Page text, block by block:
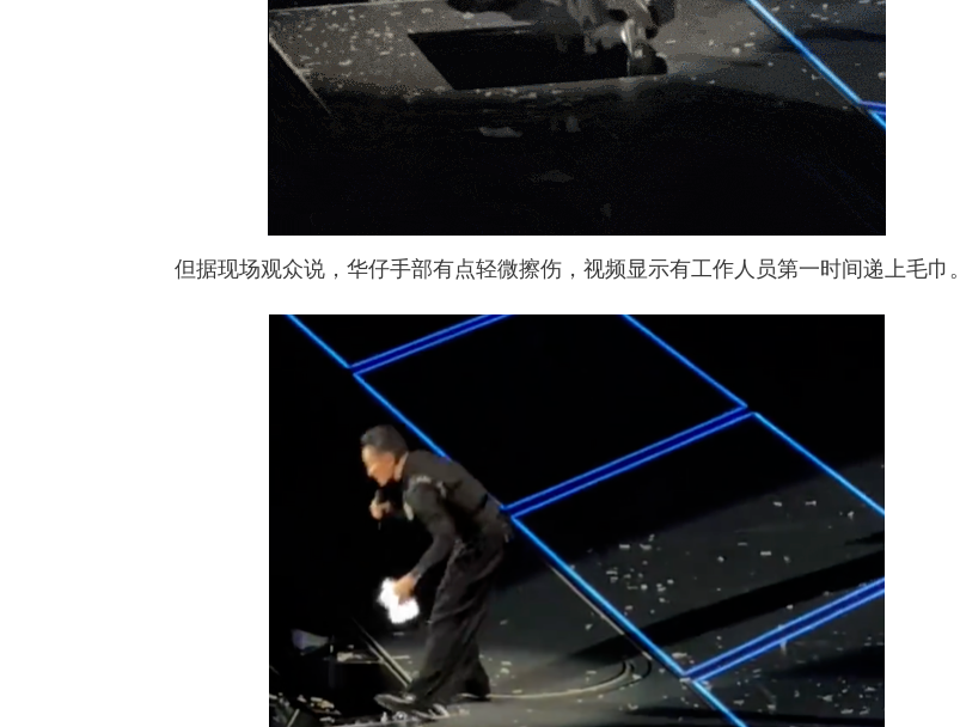
但据现场观众说，华仔手部有点轻微擦伤，视频显示有工作人员第一时间递上毛巾。